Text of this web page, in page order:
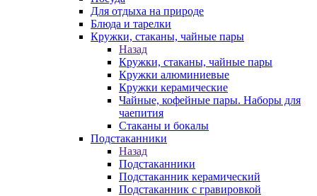
Для отдыха на природе
Блюда и тарелки
Кружки, стаканы, чайные пары
Назад
Кружки, стаканы, чайные пары
Кружки алюминиевые
Кружки керамические
Чайные, кофейные пары. Наборы для
чаепития
Стаканы и бокалы
Подстаканники
Назад
Подстаканники
Подстаканник керамический
Подстаканник c гравировкой